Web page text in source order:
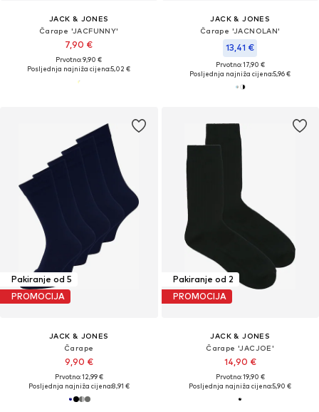
JACK & JONES
Čarape 'JACFUNNY'
7,90 €
Prvotno: 9,90 €
Posljednja najniža cijena:5,02 €
JACK & JONES
Čarape 'JACNOLAN'
13,41 €
Prvotno: 17,90 €
Posljednja najniža cijena:5,96 €
Pakiranje od 5
PROMOCIJA
JACK & JONES
Čarape
9,90 €
Prvotno: 12,99 €
Posljednja najniža cijena:8,91 €
Pakiranje od 2
PROMOCIJA
JACK & JONES
Čarape 'JACJOE'
14,90 €
Prvotno: 19,90 €
Posljednja najniža cijena:5,90 €